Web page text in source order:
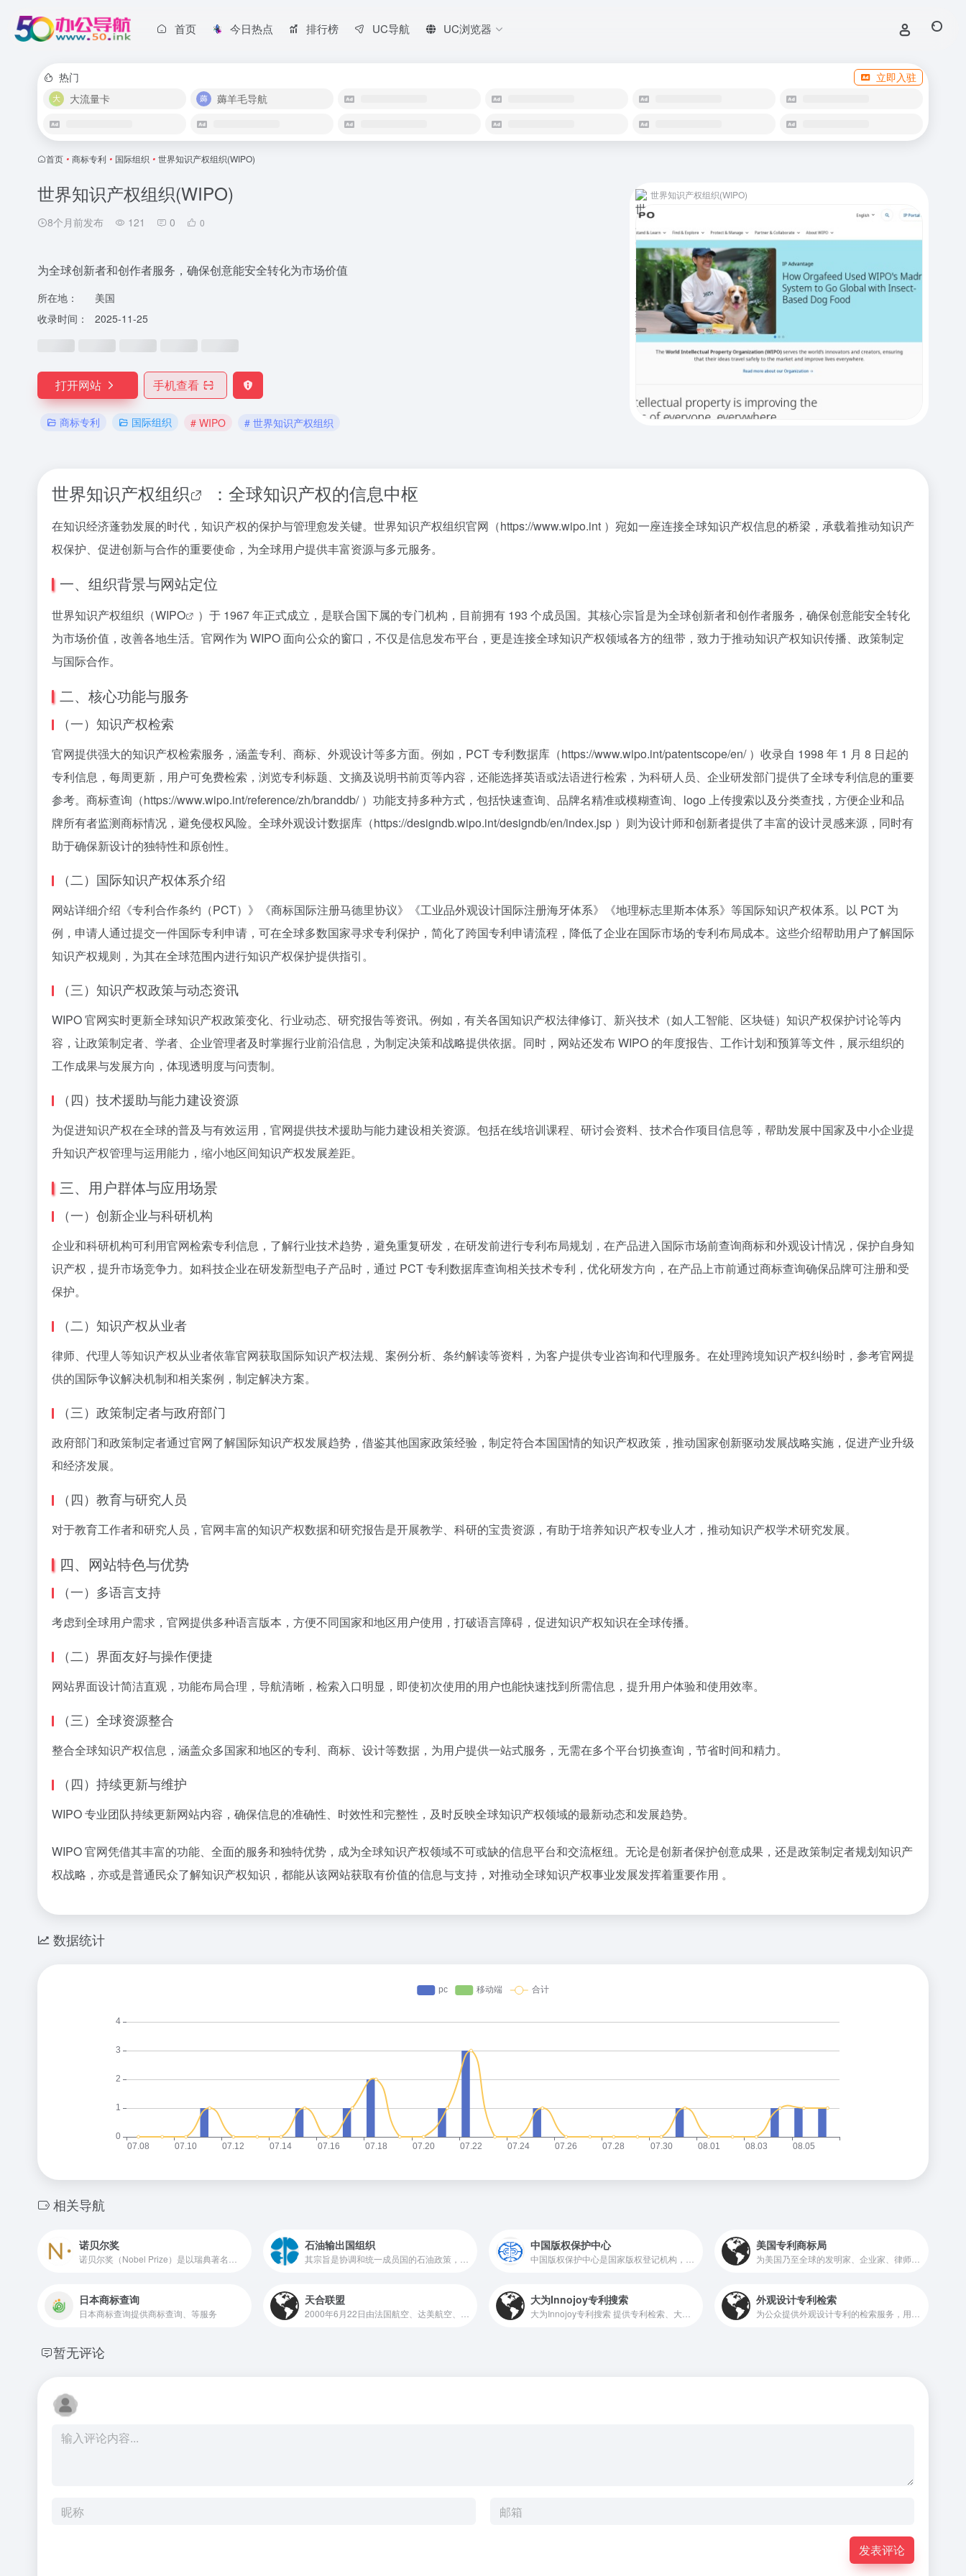
首页 今日热点 排行榜 UC导航 UC浏览器
热门
立即入驻
大流量卡
薅羊毛导航
首页 • 商标专利 • 国际组织 • 世界知识产权组织(WIPO)
世界知识产权组织(WIPO)
8个月前发布 121 0 0
为全球创新者和创作者服务，确保创意能安全转化为市场价值
所在地：
美国
收录时间：
2025-11-25
打开网站 手机查看
商标专利 国际组织 # WIPO # 世界知识产权组织
世界知识产权组织(WIPO)
世界知识产权组织 ：全球知识产权的信息中枢
在知识经济蓬勃发展的时代，知识产权的保护与管理愈发关键。世界知识产权组织官网（https://www.wipo.int ）宛如一座连接全球知识产权信息的桥梁，承载着推动知识产
权保护、促进创新与合作的重要使命，为全球用户提供丰富资源与多元服务。
一、组织背景与网站定位
世界知识产权组织（WIPO
）于 1967 年正式成立，是联合国下属的专门机构，目前拥有 193 个成员国。其核心宗旨是为全球创新者和创作者服务，确保创意能安全转化
为市场价值，改善各地生活。官网作为 WIPO 面向公众的窗口，不仅是信息发布平台，更是连接全球知识产权领域各方的纽带，致力于推动知识产权知识传播、政策制定
与国际合作。
二、核心功能与服务
（一）知识产权检索
官网提供强大的知识产权检索服务，涵盖专利、商标、外观设计等多方面。例如，PCT 专利数据库（https://www.wipo.int/patentscope/en/ ）收录自 1998 年 1 月 8 日起的
专利信息，每周更新，用户可免费检索，浏览专利标题、文摘及说明书前页等内容，还能选择英语或法语进行检索，为科研人员、企业研发部门提供了全球专利信息的重要
参考。商标查询（https://www.wipo.int/reference/zh/branddb/ ）功能支持多种方式，包括快速查询、品牌名精准或模糊查询、logo 上传搜索以及分类查找，方便企业和品
牌所有者监测商标情况，避免侵权风险。全球外观设计数据库（https://designdb.wipo.int/designdb/en/index.jsp ）则为设计师和创新者提供了丰富的设计灵感来源，同时有
助于确保新设计的独特性和原创性。
（二）国际知识产权体系介绍
网站详细介绍《专利合作条约（PCT）》《商标国际注册马德里协议》《工业品外观设计国际注册海牙体系》《地理标志里斯本体系》等国际知识产权体系。以 PCT 为
例，申请人通过提交一件国际专利申请，可在全球多数国家寻求专利保护，简化了跨国专利申请流程，降低了企业在国际市场的专利布局成本。这些介绍帮助用户了解国际
知识产权规则，为其在全球范围内进行知识产权保护提供指引。
（三）知识产权政策与动态资讯
WIPO 官网实时更新全球知识产权政策变化、行业动态、研究报告等资讯。例如，有关各国知识产权法律修订、新兴技术（如人工智能、区块链）知识产权保护讨论等内
容，让政策制定者、学者、企业管理者及时掌握行业前沿信息，为制定决策和战略提供依据。同时，网站还发布 WIPO 的年度报告、工作计划和预算等文件，展示组织的
工作成果与发展方向，体现透明度与问责制。
（四）技术援助与能力建设资源
为促进知识产权在全球的普及与有效运用，官网提供技术援助与能力建设相关资源。包括在线培训课程、研讨会资料、技术合作项目信息等，帮助发展中国家及中小企业提
升知识产权管理与运用能力，缩小地区间知识产权发展差距。
三、用户群体与应用场景
（一）创新企业与科研机构
企业和科研机构可利用官网检索专利信息，了解行业技术趋势，避免重复研发，在研发前进行专利布局规划，在产品进入国际市场前查询商标和外观设计情况，保护自身知
识产权，提升市场竞争力。如科技企业在研发新型电子产品时，通过 PCT 专利数据库查询相关技术专利，优化研发方向，在产品上市前通过商标查询确保品牌可注册和受
保护。
（二）知识产权从业者
律师、代理人等知识产权从业者依靠官网获取国际知识产权法规、案例分析、条约解读等资料，为客户提供专业咨询和代理服务。在处理跨境知识产权纠纷时，参考官网提
供的国际争议解决机制和相关案例，制定解决方案。
（三）政策制定者与政府部门
政府部门和政策制定者通过官网了解国际知识产权发展趋势，借鉴其他国家政策经验，制定符合本国国情的知识产权政策，推动国家创新驱动发展战略实施，促进产业升级
和经济发展。
（四）教育与研究人员
对于教育工作者和研究人员，官网丰富的知识产权数据和研究报告是开展教学、科研的宝贵资源，有助于培养知识产权专业人才，推动知识产权学术研究发展。
四、网站特色与优势
（一）多语言支持
考虑到全球用户需求，官网提供多种语言版本，方便不同国家和地区用户使用，打破语言障碍，促进知识产权知识在全球传播。
（二）界面友好与操作便捷
网站界面设计简洁直观，功能布局合理，导航清晰，检索入口明显，即使初次使用的用户也能快速找到所需信息，提升用户体验和使用效率。
（三）全球资源整合
整合全球知识产权信息，涵盖众多国家和地区的专利、商标、设计等数据，为用户提供一站式服务，无需在多个平台切换查询，节省时间和精力。
（四）持续更新与维护
WIPO 专业团队持续更新网站内容，确保信息的准确性、时效性和完整性，及时反映全球知识产权领域的最新动态和发展趋势。
WIPO 官网凭借其丰富的功能、全面的服务和独特优势，成为全球知识产权领域不可或缺的信息平台和交流枢纽。无论是创新者保护创意成果，还是政策制定者规划知识产
权战略，亦或是普通民众了解知识产权知识，都能从该网站获取有价值的信息与支持，对推动全球知识产权事业发展发挥着重要作用 。
数据统计
相关导航
诺贝尔奖 石油输出国组织 中国版权保护中心 美国专利商标局
日本商标查询
日本商标查询提供商标查询、等服务
天合联盟 大为Innojoy专利搜索 外观设计专利检索
暂无评论
发表评论